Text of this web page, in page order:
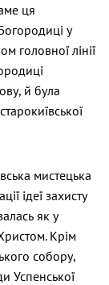
ця
у
головної лінії
й була
мистецька
ідеї захисту
як у
Крім
собору,
Успенської